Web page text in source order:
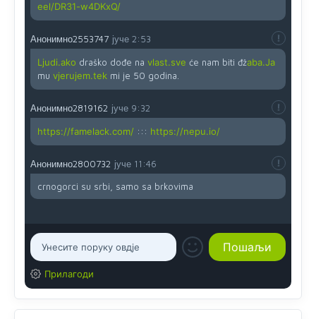
eel/DR31-w4DKxQ/
Анонимно2553747 јуче 2:53
Ljudi.ako draško dođe na vlast.sve će nam biti đžaba.Ja
mu vjerujem.tek mi je 50 godina.
Анонимно2819162 јуче 9:32
https://famelack.com/ ::: https://nepu.io/
Анонимно2800732 јуче 11:46
crnogorci su srbi, samo sa brkovima
Прилагоди